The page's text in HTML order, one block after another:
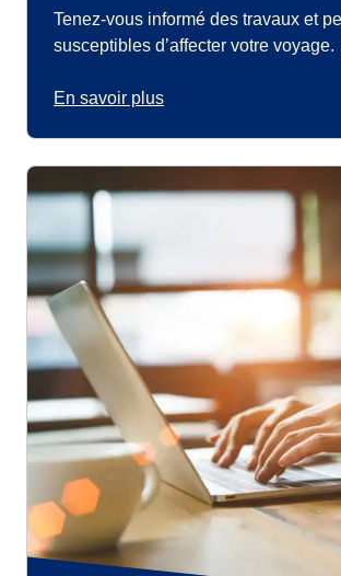
Tenez-vous informé des travaux et
susceptibles d’affecter votre voyage.
En savoir plus